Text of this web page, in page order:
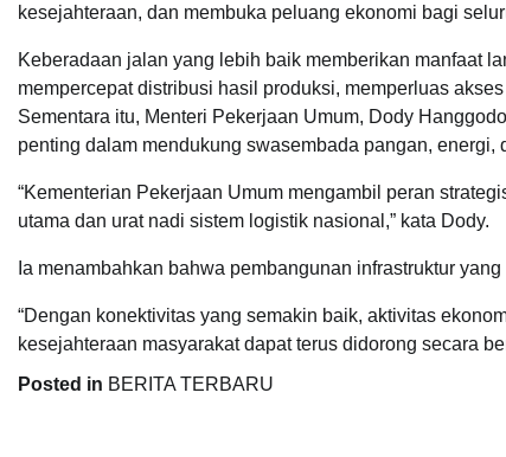
kesejahteraan, dan membuka peluang ekonomi bagi
Keberadaan jalan yang lebih baik memberikan manfaat
mempercepat distribusi hasil produksi, memperluas
Sementara itu, Menteri Pekerjaan Umum, Dody
penting dalam mendukung swasembada pangan,
“Kementerian Pekerjaan Umum mengambil peran
utama dan urat nadi sistem logistik nasional,” kata Dody.
Ia menambahkan bahwa pembangunan infrastruktur
“Dengan konektivitas yang semakin baik, aktivitas
kesejahteraan masyarakat dapat terus didorong secara
Posted in BERITA TERBARU